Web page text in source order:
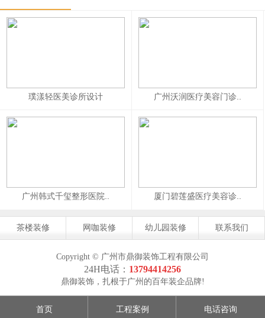
璞漾轻医美诊所设计 广州沃润医疗美容门诊..
广州韩式千玺整形医院.. 厦门碧莲盛医疗美容诊..
茶楼装修 网咖装修 幼儿园装修 联系我们
Copyright © 广州市鼎御装饰工程有限公司
24H电话： 13794414256
鼎御装饰，扎根于广州的百年装企品牌!
首页 工程案例 电话咨询